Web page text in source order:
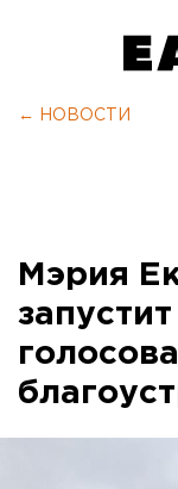
← НОВОСТИ
Мэрия